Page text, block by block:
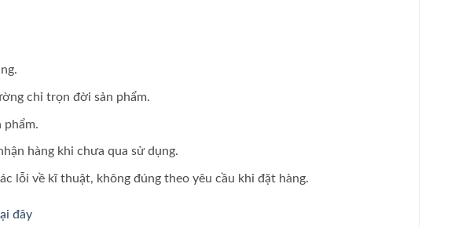
chỉ trọn đời sản phẩm.
phẩm.
hàng khi chưa qua sử dụng.
lỗi về kĩ thuật, không đúng theo yêu cầu khi đặt hàng.
đây